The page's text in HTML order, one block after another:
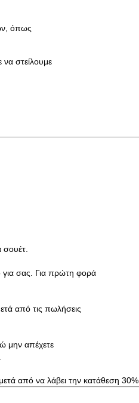
όπως
στείλουμε
για σας. Για πρώτη φορά
από τις πωλήσεις
μην απέχετε
από να λάβει την κατάθεση 30%.